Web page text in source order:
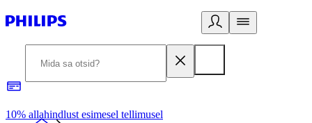
10% allahindlust esimesel tellimusel